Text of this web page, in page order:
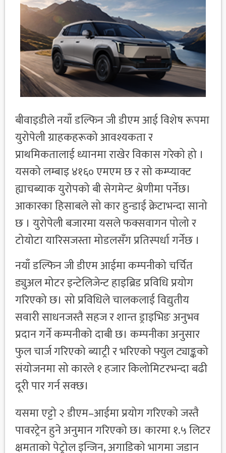
बीवाइडीले नयाँ डल्फिन जी डीएम आई विशेष रूपमा
युरोपेली ग्राहकहरूको आवश्यकता र
प्राथमिकतालाई ध्यानमा राखेर विकास गरेको हो ।
यसको लम्बाइ ४१६० एमएम छ र सो कम्प्याक्ट
ह्याचब्याक युरोपको बी सेगमेन्ट श्रेणीमा पर्नेछ।
आकारका हिसाबले सो कार हुन्डाई क्रेटाभन्दा सानो
छ । युरोपेली बजारमा यसले फक्सवागन पोलो र
टोयोटा यारिसजस्ता मोडलसँग प्रतिस्पर्धा गर्नेछ ।
नयाँ डल्फिन जी डीएम आईमा कम्पनीको चर्चित
ड्युअल मोटर इन्टेलिजेन्ट हाइब्रिड प्रविधि प्रयोग
गरिएको छ। सो प्रविधिले चालकलाई विद्युतीय
सवारी साधनजस्तै सहज र शान्त ड्राइभिङ अनुभव
प्रदान गर्ने कम्पनीको दाबी छ। कम्पनीका अनुसार
फुल चार्ज गरिएको ब्याट्री र भरिएको फ्युल ट्याङ्कको
संयोजनमा सो कारले १ हजार किलोमिटरभन्दा बढी
दूरी पार गर्न सक्छ।
यसमा एट्टो २ डीएम–आईमा प्रयोग गरिएको जस्तै
पावरट्रेन हुने अनुमान गरिएको छ। कारमा १.५ लिटर
क्षमताको पेट्रोल इन्जिन, अगाडिको भागमा जडान